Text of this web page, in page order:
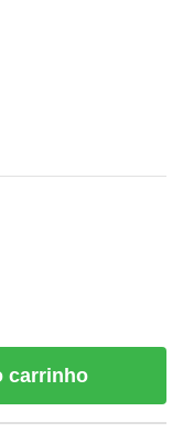
carrinho